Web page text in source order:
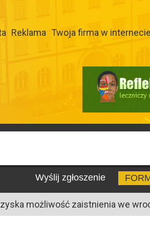
Reklama Twoja firma w internecie
Wyślij zgłoszenie
możliwość zaistnienia we